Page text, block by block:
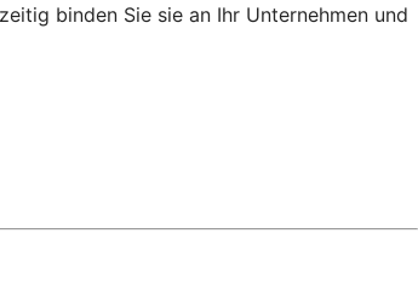
binden Sie sie an Ihr Unternehmen und